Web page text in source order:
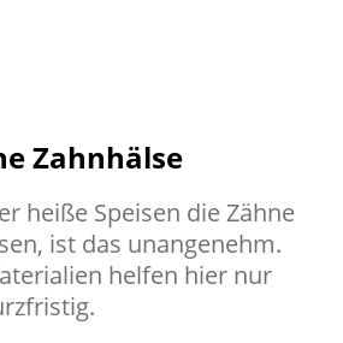
Zahnhälse
heiße Speisen die Zähne
ist das unangenehm.
helfen hier nur